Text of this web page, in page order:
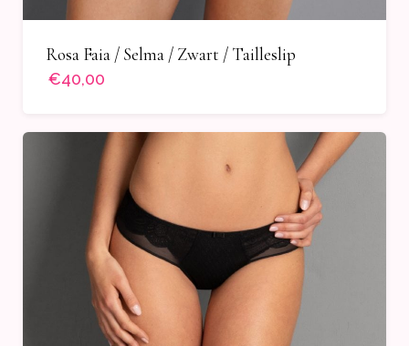
Rosa Faia / Selma / Zwart / Tailleslip
€40,00